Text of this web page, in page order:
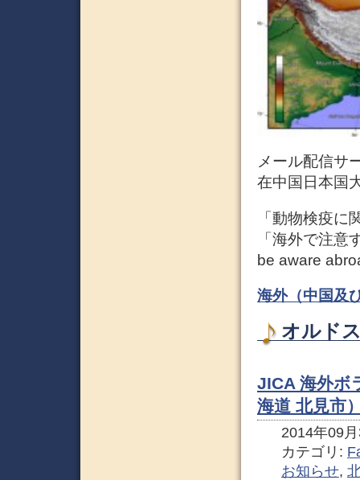
メール配信サ
在中国日本国
「動物検疫に
「海外で注意
be aware
海外（中国及
オルド
JICA 海外ボ
海道 北見市
2014年09
カテゴリ:
お知らせ,